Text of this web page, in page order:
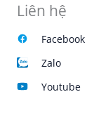
Liên hệ
Facebook
Zalo
Youtube